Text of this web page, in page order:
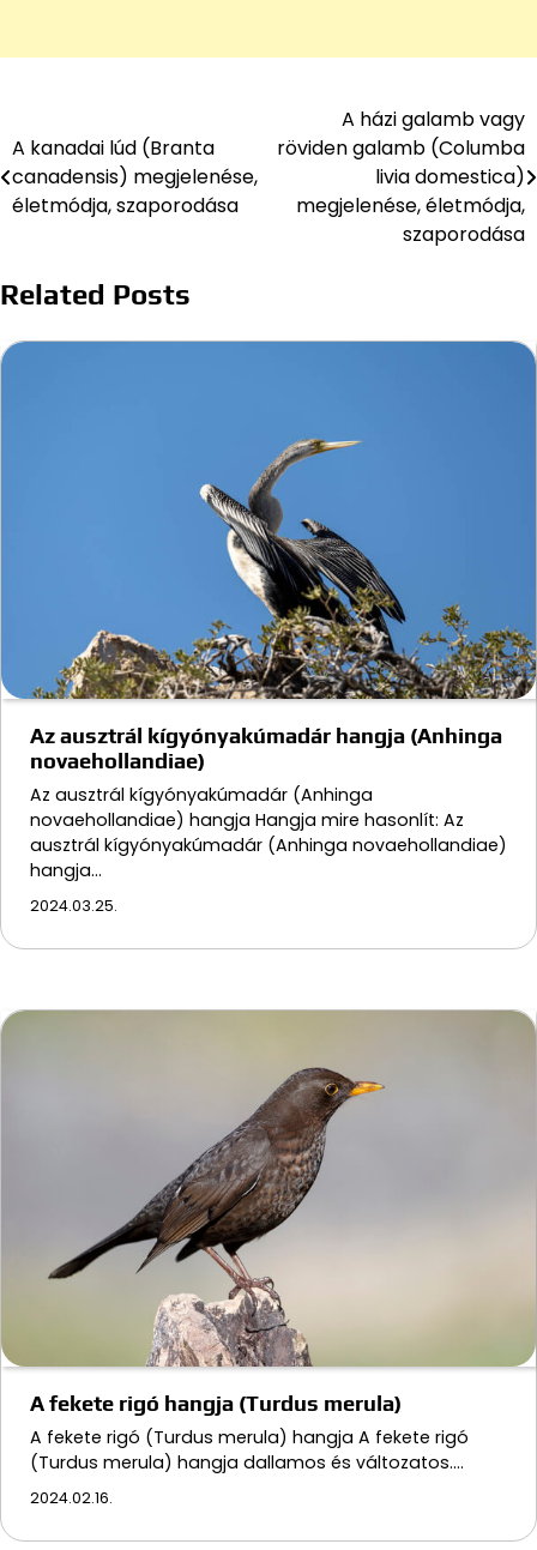
navigáció
A kanadai lúd (Branta
canadensis) megjelenése,
életmódja, szaporodása
A házi galamb vagy
röviden galamb (Columba
livia domestica)
megjelenése, életmódja,
szaporodása
Related Posts
Az ausztrál kígyónyakúmadár hangja (Anhinga
novaehollandiae)
Az ausztrál kígyónyakúmadár (Anhinga
novaehollandiae) hangja Hangja mire hasonlít: Az
ausztrál kígyónyakúmadár (Anhinga novaehollandiae)
hangja…
2024.03.25.
A fekete rigó hangja (Turdus merula)
A fekete rigó (Turdus merula) hangja A fekete rigó
(Turdus merula) hangja dallamos és változatos.…
2024.02.16.